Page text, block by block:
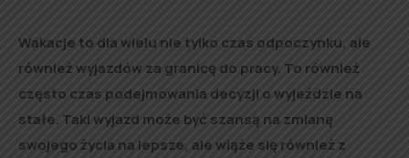
Wakacje to dla wielu nie tylko czas odpoczynku, ale
również wyjazdów za granicę do pracy. To również
często czas podejmowania decyzji o wyjeździe na
stałe. Taki wyjazd może być szansą na zmianę
swojego życia na lepsze, ale wiąże się również z